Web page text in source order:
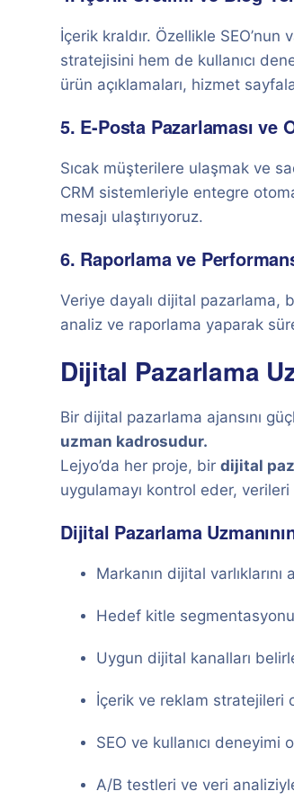
İçerik kraldır. Özellikle
stratejisini hem de kullanıcı
ürün açıklamaları, hizmet
5. E-Posta Pazarlaması ve
Sıcak müşterilere ulaşmak ve
CRM sistemleriyle entegre
mesajı ulaştırıyoruz.
6. Raporlama ve
Veriye dayalı dijital pazarlama,
analiz ve raporlama yaparak
Dijital Pazarlama
Bir dijital pazarlama ajansını
uzman kadrosudur.
Lejyo’da her proje, bir dijital
uygulamayı kontrol eder,
Dijital Pazarlama
Markanın dijital
Hedef kitle
Uygun dijital kanalları
İçerik ve reklam stratejileri
SEO ve kullanıcı
A/B testleri ve veri